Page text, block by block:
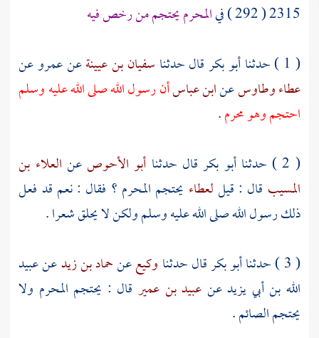
2315 ( 292 ) في
المحرم يحتجم من رخص فيه
( 1 ) حدثنا
أبو بكرقال حدثنا سفيان بن عيينةعنعمروعن
عطاءوطاوسعنابن عباسأن رسول الله صلى الله عليه وسلم
احتجم وهو محرم.
( 2 ) حدثنا
أبو بكر قال حدثنا أبو الأحوصعن العلاء بن
المسيب قال : قيللعطاء يحتجم المحرم ؟ فقال : نعم قد فعل
ذلك رسول الله صلى الله عليه وسلم ولكن لا يحلق شعرا .
( 3 ) حدثنا
أبو بكرقال حدثنا وكيععنحماد بن زيدعنعبيد
الله بن أبي يزيدعن عبيد بن عمير قال : يحتجم المحرم ولا
يحتجم الصائم .